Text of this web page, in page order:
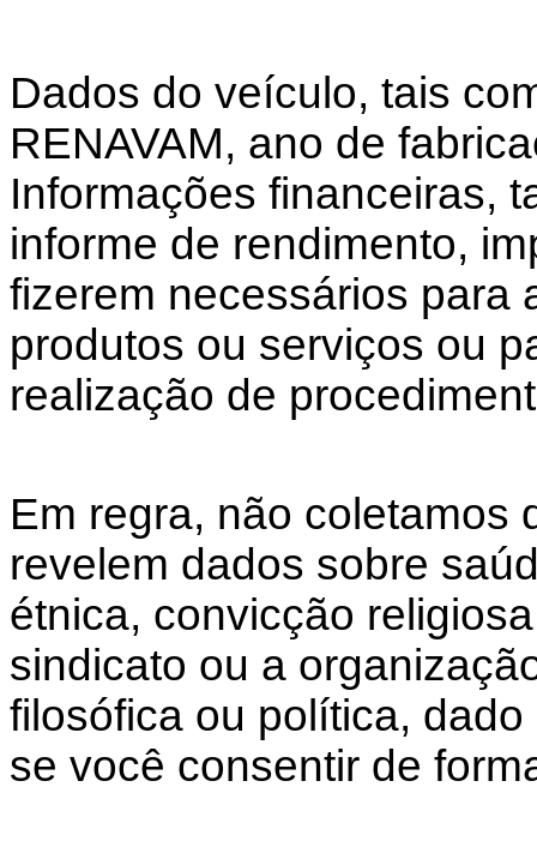
Dados do veículo, tais
RENAVAM, ano de
Informações financeiras,
informe de rendimento,
fizerem necessários para
produtos ou serviços ou
realização de
Em regra, não coletamos
revelem dados sobre
étnica, convicção
sindicato ou a
filosófica ou política,
se você consentir de